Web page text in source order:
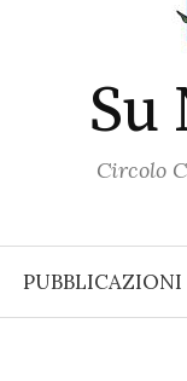
Su
Circolo
PUBBLICAZIONI